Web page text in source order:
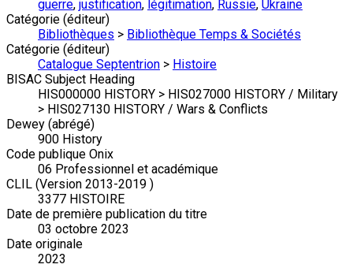
guerre, justification, légitimation, Russie, Ukraine
Catégorie (éditeur)
Bibliothèques > Bibliothèque Temps & Sociétés
Catégorie (éditeur)
Catalogue Septentrion > Histoire
BISAC Subject Heading
HIS000000 HISTORY > HIS027000 HISTORY / Military
> HIS027130 HISTORY / Wars & Conflicts
Dewey (abrégé)
900 History
Code publique Onix
06 Professionnel et académique
CLIL (Version 2013-2019 )
3377 HISTOIRE
Date de première publication du titre
03 octobre 2023
Date originale
2023